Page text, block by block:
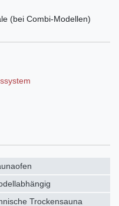
(bei Combi-Modellen)
Trockensauna